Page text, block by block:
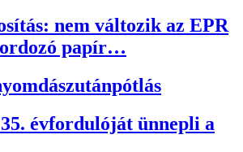
nem változik az EPR
papír…
évfordulóját ünnepli a